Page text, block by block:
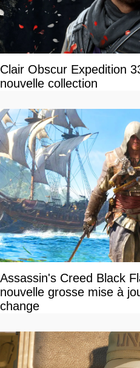
Clair Obscur Expedition
nouvelle collection
Assassin's Creed Black
nouvelle grosse mise à
change